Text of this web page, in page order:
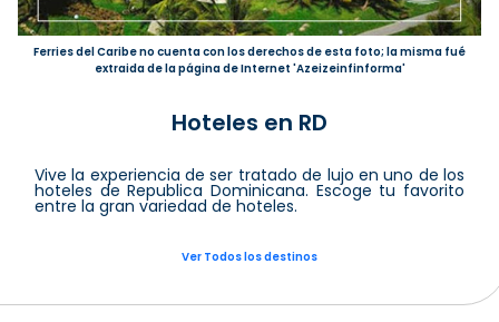
Ferries del Caribe no cuenta con los derechos de esta foto; la misma fué
extraida de la página de Internet 'Azeizeinfinforma'
Hoteles en RD
Vive la experiencia de ser tratado de lujo en uno de los
hoteles de Republica Dominicana. Escoge tu favorito
entre la gran variedad de hoteles.
Ver Todos los destinos